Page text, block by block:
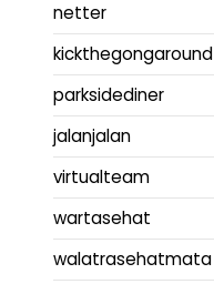
netter
kickthegongaround
parksidediner
jalanjalan
virtualteam
wartasehat
walatrasehatmata